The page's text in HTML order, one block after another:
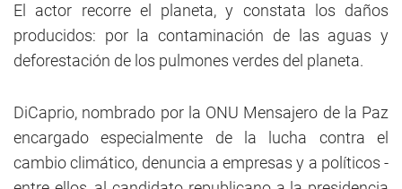
El actor recorre el planeta, y constata los daños
producidos: por la contaminación de las aguas y
deforestación de los pulmones verdes del planeta.
DiCaprio, nombrado por la ONU Mensajero de la Paz
encargado especialmente de la lucha contra el
cambio climático, denuncia a empresas y a políticos -